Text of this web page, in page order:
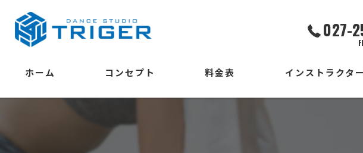
027-
ホーム コンセプト 料金表 インストラクタ